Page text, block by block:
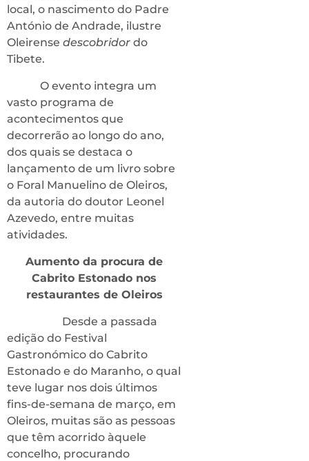
local, o nascimento do Padre
António de Andrade, ilustre
Oleirense descobridor do
Tibete.
O evento integra um
vasto programa de
acontecimentos que
decorrerão ao longo do ano,
dos quais se destaca o
lançamento de um livro sobre
o Foral Manuelino de Oleiros,
da autoria do doutor Leonel
Azevedo, entre muitas
atividades.
Aumento da procura de
Cabrito Estonado nos
restaurantes de Oleiros
Desde a passada
edição do Festival
Gastronómico do Cabrito
Estonado e do Maranho, o qual
teve lugar nos dois últimos
fins-de-semana de março, em
Oleiros, muitas são as pessoas
que têm acorrido àquele
concelho, procurando